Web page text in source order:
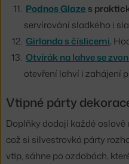
Podnos Glaze s
servírování sladkého i
Girlanda s číslicemi.
Otvírák na lahve se
otevření lahví i zahájení
Vtipné párty
Doplňky dodají každé
což si silvestrovká párty
vtip, sáhne po ozdobách,